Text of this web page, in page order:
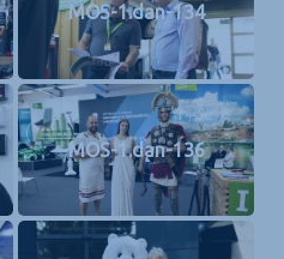
MOS-1.dan-134
MOS-1.dan-136